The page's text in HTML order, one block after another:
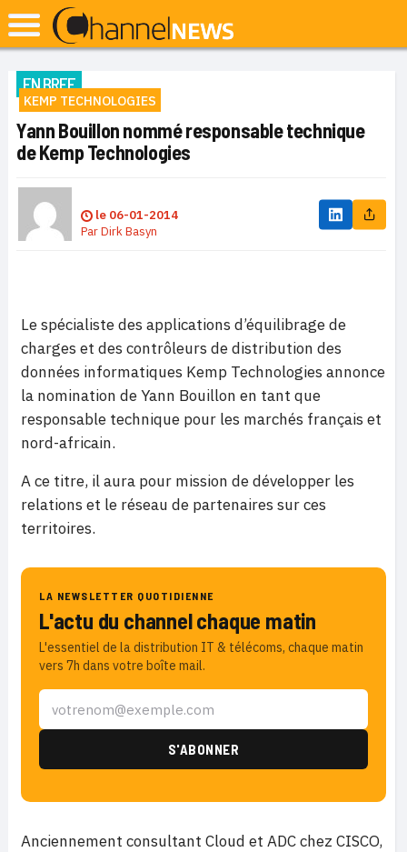
EN BREF
KEMP TECHNOLOGIES
Yann Bouillon nommé responsable technique
de Kemp Technologies
le 06-01-2014
ParDirk Basyn
Le spécialiste des applications d’équilibrage de
charges et des contrôleurs de distribution des
données informatiques Kemp Technologies annonce
la nomination de Yann Bouillon en tant que
responsable technique pour les marchés français et
nord-africain.
A ce titre, il aura pour mission de développer les
relations et le réseau de partenaires sur ces
territoires.
LA NEWSLETTER QUOTIDIENNE
L'actu du channel chaque matin
L'essentiel de la distribution IT & télécoms, chaque matin
vers 7h dans votre boîte mail.
Anciennement consultant Cloud et ADC chez CISCO,